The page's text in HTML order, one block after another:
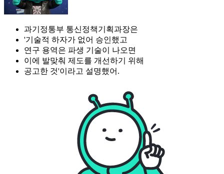
과기정통부 통신정책기획과장은
'기술적 하자가 없어 승인했고
연구 용역은 파생 기술이 나오면
이에 발맞춰 제도를 개선하기 위해
공고한 것'이라고 설명했어.